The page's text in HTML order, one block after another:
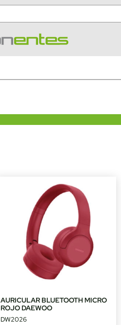
AURICULAR BLUETOOTH MICRO
ROJO DAEWOO
DW2026